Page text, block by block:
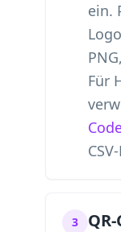
ein.
Für
3